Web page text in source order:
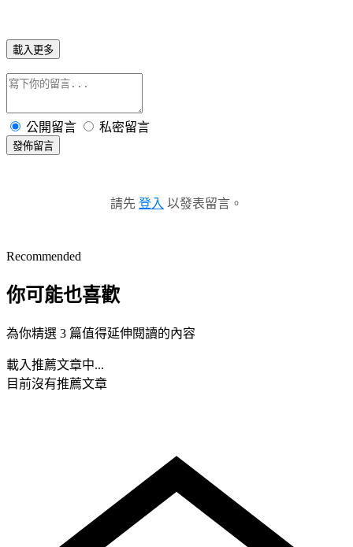
載入更多
公開留言 私密留言
發佈留言
請先 登入 以發表留言。
Recommended
你可能也喜歡
為你精選 3 篇值得延伸閱讀的內容
載入推薦文章中...
目前沒有推薦文章